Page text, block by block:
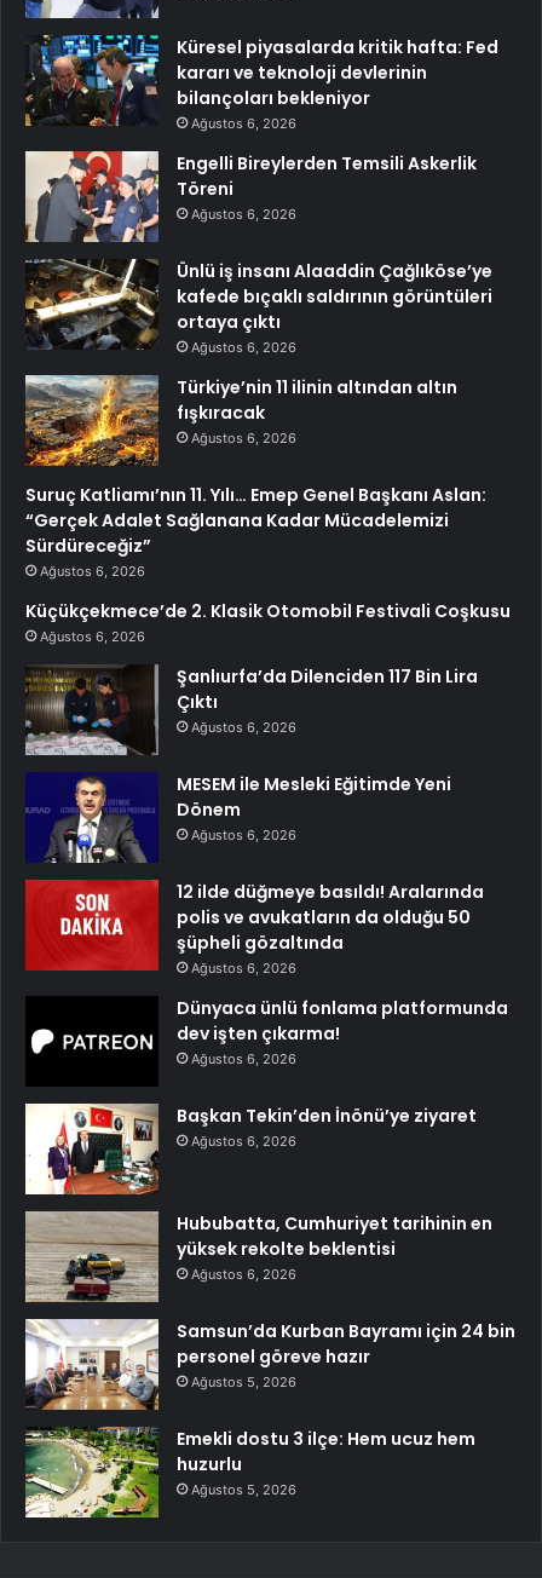
Küresel piyasalarda kritik hafta: Fed
kararı ve teknoloji devlerinin
bilançoları bekleniyor
Ağustos 6, 2026
Engelli Bireylerden Temsili Askerlik
Töreni
Ağustos 6, 2026
Ünlü iş insanı Alaaddin Çağlıköse’ye
kafede bıçaklı saldırının görüntüleri
ortaya çıktı
Ağustos 6, 2026
Türkiye’nin 11 ilinin altından altın
fışkıracak
Ağustos 6, 2026
Suruç Katliamı’nın 11. Yılı… Emep Genel Başkanı Aslan:
“Gerçek Adalet Sağlanana Kadar Mücadelemizi
Sürdüreceğiz”
Ağustos 6, 2026
Küçükçekmece’de 2. Klasik Otomobil Festivali Coşkusu
Ağustos 6, 2026
Şanlıurfa’da Dilenciden 117 Bin Lira
Çıktı
Ağustos 6, 2026
MESEM ile Mesleki Eğitimde Yeni
Dönem
Ağustos 6, 2026
12 ilde düğmeye basıldı! Aralarında
polis ve avukatların da olduğu 50
şüpheli gözaltında
Ağustos 6, 2026
Dünyaca ünlü fonlama platformunda
dev işten çıkarma!
Ağustos 6, 2026
Başkan Tekin’den İnönü’ye ziyaret
Ağustos 6, 2026
Hububatta, Cumhuriyet tarihinin en
yüksek rekolte beklentisi
Ağustos 6, 2026
Samsun’da Kurban Bayramı için 24 bin
personel göreve hazır
Ağustos 5, 2026
Emekli dostu 3 ilçe: Hem ucuz hem
huzurlu
Ağustos 5, 2026